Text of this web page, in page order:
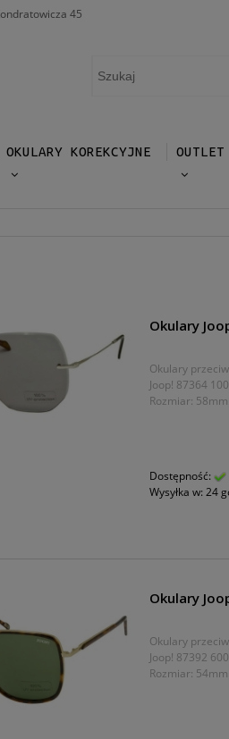
45
OKULARY KOREKCYJNE OUTLET
Okulary
Okulary
Joop! 87364
Rozmiar:
Dostępność:
Wysyłka w: 24
Okulary
Okulary
Joop! 87392
Rozmiar: